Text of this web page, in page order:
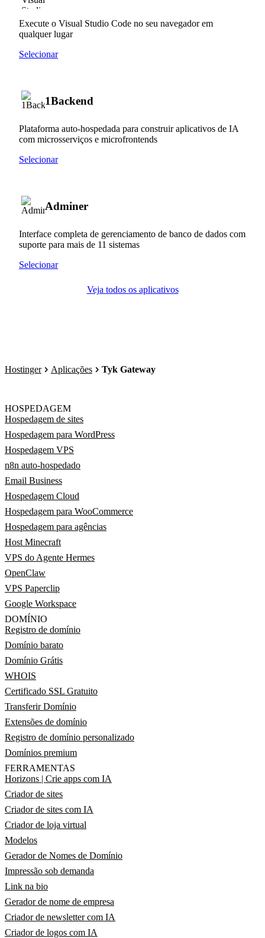
Execute o Visual Studio Code no seu navegador em
qualquer lugar
Selecionar
1Backend
Plataforma auto-hospedada para construir aplicativos de IA
com microsserviços e microfrontends
Selecionar
Adminer
Interface completa de gerenciamento de banco de dados com
suporte para mais de 11 sistemas
Selecionar
Veja todos os aplicativos
Hostinger Aplicações Tyk Gateway
HOSPEDAGEM
Hospedagem de sites
Hospedagem para WordPress
Hospedagem VPS
n8n auto-hospedado
Email Business
Hospedagem Cloud
Hospedagem para WooCommerce
Hospedagem para agências
Host Minecraft
VPS do Agente Hermes
OpenClaw
VPS Paperclip
Google Workspace
DOMÍNIO
Registro de domínio
Domínio barato
Domínio Grátis
WHOIS
Certificado SSL Gratuito
Transferir Domínio
Extensões de domínio
Registro de domínio personalizado
Domínios premium
FERRAMENTAS
Horizons | Crie apps com IA
Criador de sites
Criador de sites com IA
Criador de loja virtual
Modelos
Gerador de Nomes de Domínio
Impressão sob demanda
Link na bio
Gerador de nome de empresa
Criador de newsletter com IA
Criador de logos com IA